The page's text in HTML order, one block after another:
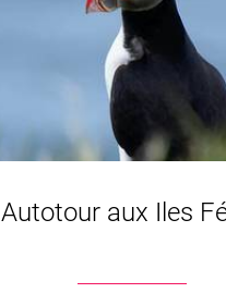
Autotour aux Iles